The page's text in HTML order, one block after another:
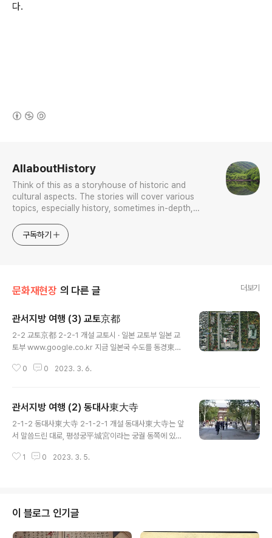
다.
AllaboutHistory
Think of this as a storyhouse of historic and
cultural aspects. The stories will cover various
topics, especially history, sometimes in-depth,
approach will be to resist any common sense or
generalized viewpoint
구독하기
문화재현장 의 다른 글 더보기
관서지방 여행 (3) 교토京都
2-2 교토京都 2-2-1 개설 교토시 · 일본 교토부 일본 교
토부 www.google.co.kr 지금 일본국 수도를 동경東京
읽어서는 그 본래하는 의미가 좀처럼 드러나지 않으니 실
경으로 밀어낸 주체는 어디인가? 하는 의문이 일어납니다.
그곳이 바로 오늘의 주인공 교토, 아니 더욱 정확히는 경도
京都입니다. 이 교토 역시 도쿄가 그렇듯이 교토가 아니라
읍, capital이라는 뜻이기 때문입니다. 京이건 都건 같은
0 0 2023. 3. 6.
관서지방 여행 (2) 동대사東大寺
2-1-2 동대사東大寺 2-1-2-1 개설 동대사東大寺는 앞
서 말씀드린 대로, 평성궁平城宮이라는 궁궐 동쪽에 있는
だいじ, 토우다이지, 현행 외래어 표기로는 도다이지 라 하
많은 불교정전 중에서도 화엄경華嚴經이라는 경전을 아
주 중요하게 생각합니다. 이 경전에서 주로 말하는 부처님
이 노사나불이라는 분입니다. 그래서 이 절에서 봉안하는
1 0 2023. 3. 5.
이 블로그 인기글